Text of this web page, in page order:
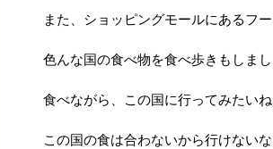
また、ショッピングモールにあるフ
色んな国の食べ物を食べ歩きもしま
食べながら、この国に行ってみたい
この国の食は合わないから行けない